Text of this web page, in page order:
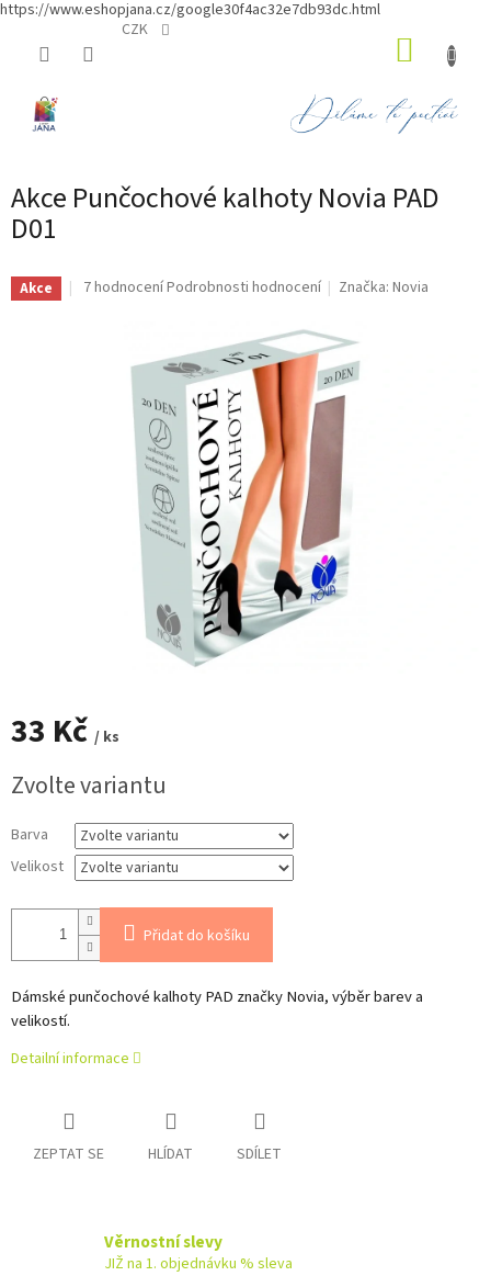
https://www.eshopjana.cz/google30f4ac32e7db93dc.html
CZK
Akce Punčochové kalhoty Novia PAD
D01
Akce
Průměrné
hvězdiček.
7 hodnoceníPodrobnosti hodnocení Značka:Novia
33 Kč / ks
cena:
Zvolte variantu
Barva
Velikost
Přidat do košíku
Dámské punčochové kalhoty PAD značky Novia, výběr barev a
velikostí.
Detailní informace
ZEPTAT SE HLÍDAT SDÍLET
Věrnostní slevy
JIŽ na 1. objednávku % sleva